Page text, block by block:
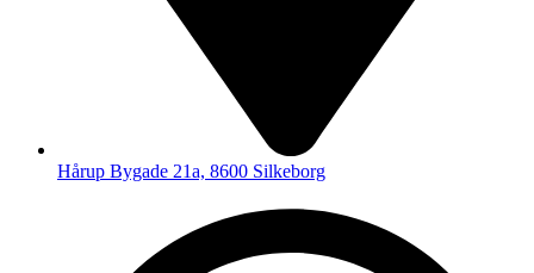
Hårup Bygade 21a, 8600 Silkeborg